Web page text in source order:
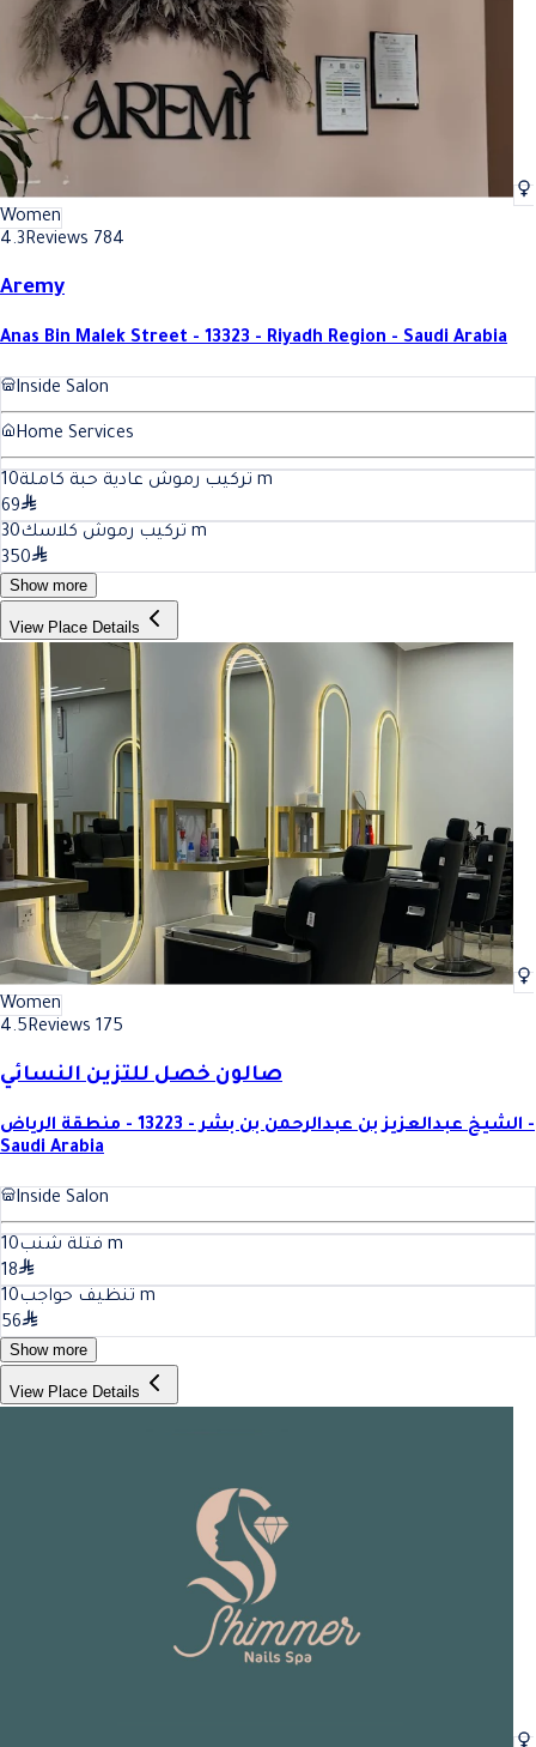
Women
4.3Reviews 784
Aremy
Anas Bin Malek Street - 13323 - Riyadh Region - Saudi Arabia
Inside Salon
Home Services
تركيب رموش عادية حبة كاملة10
m
69
تركيب رموش كلاسك30
m
350
Show more
View Place Details
Women
4.5Reviews 175
صالون خصل للتزين النسائي
الشيخ عبدالعزيز بن عبدالرحمن بن بشر - 13223 - منطقة الرياض -
Saudi Arabia
Inside Salon
فتلة شنب10
m
18
تنظيف حواجب10
m
56
Show more
View Place Details